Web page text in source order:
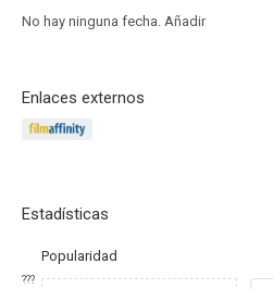
No hay ninguna fecha. Añadir
Enlaces externos
Estadísticas
Popularidad
???